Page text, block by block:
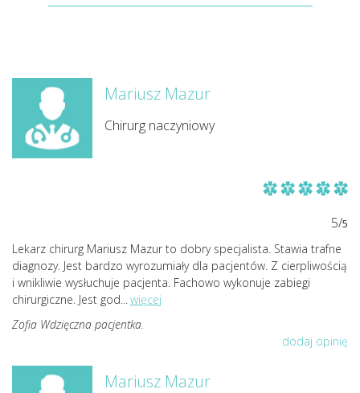
Mariusz Mazur
Chirurg naczyniowy
5/5
Lekarz chirurg Mariusz Mazur to dobry specjalista. Stawia trafne
diagnozy. Jest bardzo wyrozumiały dla pacjentów. Z cierpliwością
i wnikliwie wysłuchuje pacjenta. Fachowo wykonuje zabiegi
chirurgiczne. Jest god
więcej
Zofia Wdzięczna pacjentka.
dodaj opinię
Mariusz Mazur